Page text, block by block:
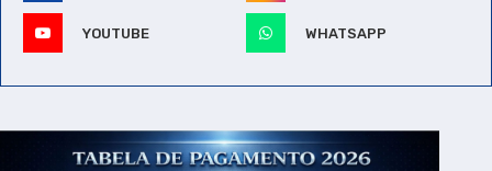
YOUTUBE WHATSAPP